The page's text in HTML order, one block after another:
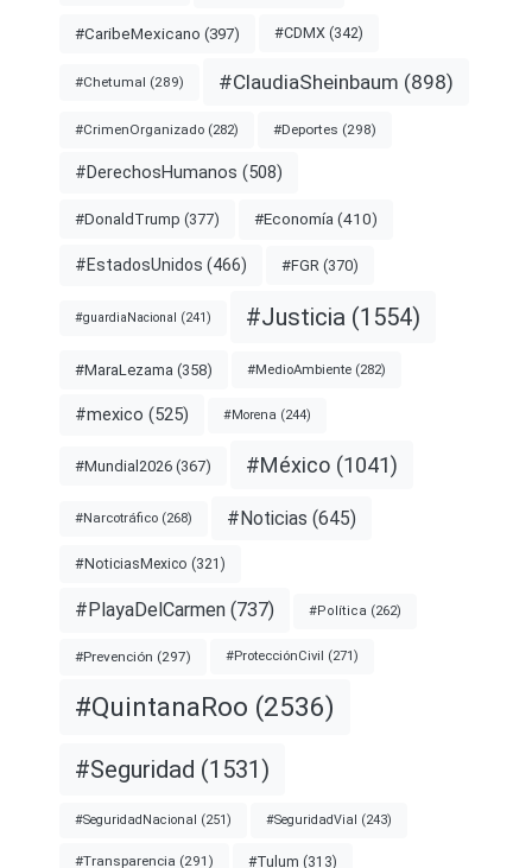
#CaribeMexicano (397) #CDMX (342)
#Chetumal (289) #ClaudiaSheinbaum (898)
#CrimenOrganizado (282) #Deportes (298)
#DerechosHumanos (508)
#DonaldTrump (377) #Economía (410)
#EstadosUnidos (466) #FGR (370)
#guardiaNacional (241) #Justicia (1554)
#MaraLezama (358) #MedioAmbiente (282)
#mexico (525) #Morena (244)
#Mundial2026 (367) #México (1041)
#Narcotráfico (268) #Noticias (645)
#NoticiasMexico (321)
#PlayaDelCarmen (737) #Política (262)
#Prevención (297) #ProtecciónCivil (271)
#QuintanaRoo (2536)
#Seguridad (1531)
#SeguridadNacional (251) #SeguridadVial (243)
#Transparencia (291) #Tulum (313)